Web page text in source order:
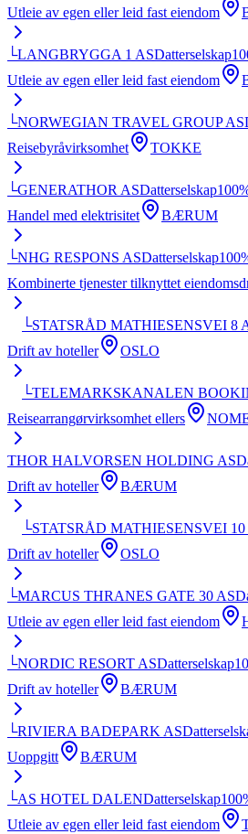
Utleie av egen eller leid fast eiendom
└LANGBRYGGA 1 ASDatterselskap
Utleie av egen eller leid fast eiendom
└NORWEGIAN TRAVEL GROUP AS
Reisebyråvirksomhet
TOKKE
└GENERATHOR ASDatterselskap100
Handel med elektrisitet
BÆRUM
└NHG RESPONS ASDatterselskap100
Kombinerte tjenester tilknyttet
└STATSRÅD MATHIESENSVEI 8
Drift av hoteller
OSLO
└TELEMARKSKANALEN
Reisearrangørvirksomhet ellers
THOR HALVORSEN HOLDING AS
Drift av hoteller
BÆRUM
└STATSRÅD MATHIESENSVEI 10
Drift av hoteller
OSLO
└MARCUS THRANES GATE 30 AS
Utleie av egen eller leid fast eiendom
└NORDIC RESORT ASDatterselskap
Drift av hoteller
BÆRUM
└RIVIERA BADEPARK AS
Uoppgitt
BÆRUM
└AS HOTEL DALENDatterselskap100
Utleie av egen eller leid fast eiendom